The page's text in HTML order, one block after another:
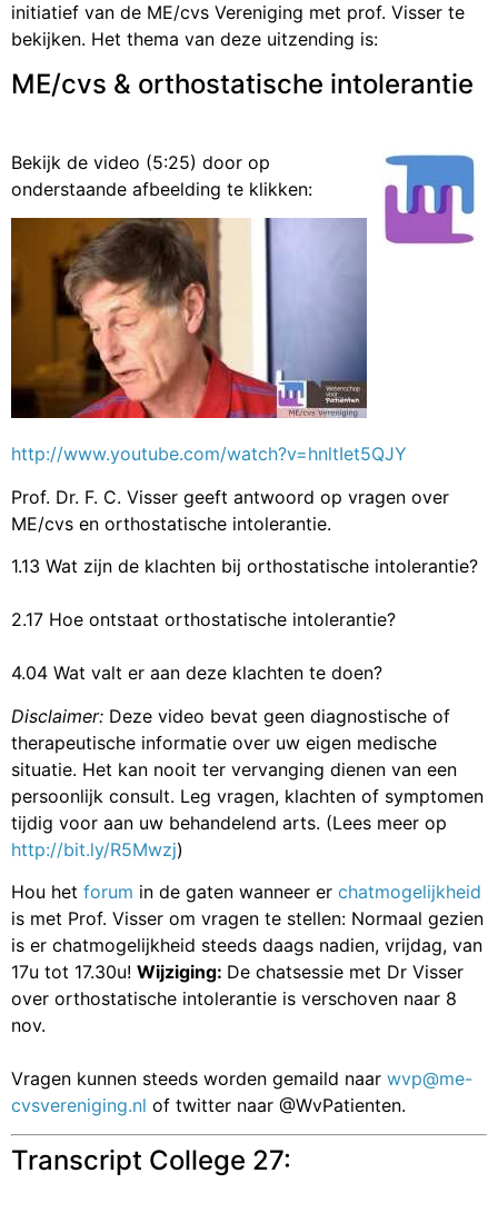
initiatief van de ME/cvs Vereniging met prof. Visser te
bekijken. Het thema van deze uitzending is:
ME/cvs & orthostatische intolerantie
Bekijk de video (5:25) door op
onderstaande afbeelding te klikken:
http://www.youtube.com/watch?v=hnltIet5QJY
Prof. Dr. F. C. Visser geeft antwoord op vragen over
ME/cvs en orthostatische intolerantie.
1.13 Wat zijn de klachten bij orthostatische intolerantie?
2.17 Hoe ontstaat orthostatische intolerantie?
4.04 Wat valt er aan deze klachten te doen?
Disclaimer: Deze video bevat geen diagnostische of
therapeutische informatie over uw eigen medische
situatie. Het kan nooit ter vervanging dienen van een
persoonlijk consult. Leg vragen, klachten of symptomen
tijdig voor aan uw behandelend arts. (Lees meer op
http://bit.ly/R5Mwzj)
Hou het forum in de gaten wanneer er chatmogelijkheid
is met Prof. Visser om vragen te stellen: Normaal gezien
is er chatmogelijkheid steeds daags nadien, vrijdag, van
17u tot 17.30u! Wijziging: De chatsessie met Dr Visser
over orthostatische intolerantie is verschoven naar 8
nov.
Vragen kunnen steeds worden gemaild naar wvp@me-
cvsvereniging.nl of twitter naar @WvPatienten.
Transcript College 27: